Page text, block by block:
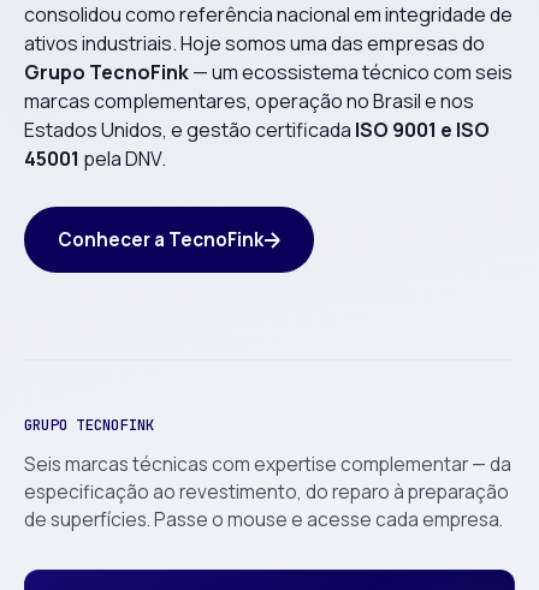
consolidou como referência nacional em integridade de
ativos industriais. Hoje somos uma das empresas do
Grupo TecnoFink— um ecossistema técnico com seis
marcas complementares, operação no Brasil e nos
Estados Unidos, e gestão certificada ISO 9001 e ISO
45001 pela DNV.
Conhecer a TecnoFink
GRUPO TECNOFINK
Seis marcas técnicas com expertise complementar — da
especificação ao revestimento, do reparo à preparação
de superfícies. Passe o mouse e acesse cada empresa.